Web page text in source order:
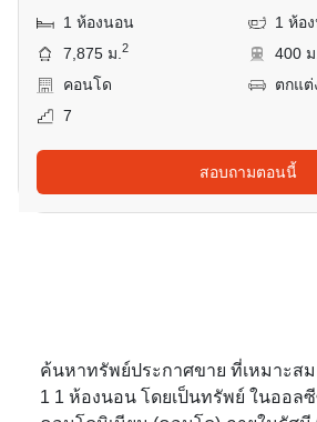
1 ห้องนอน
1 ห้อ
7,875 ม.2
400
คอนโด
ตกแต่
7
สอบถามตอนนี้
ค้นหาทรัพย์ประกาศขาย ที่เหมาะส
1 1 ห้องนอน โดยเป็นทรัพย์ ในออ